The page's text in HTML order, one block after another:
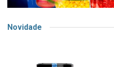
Novidade